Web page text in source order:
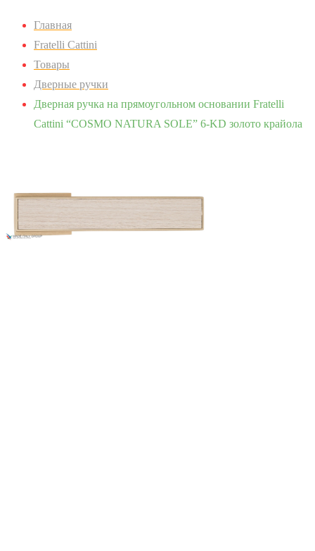
Главная
Fratelli Cattini
Товары
Дверные ручки
Дверная ручка на прямоугольном основании Fratelli
Cattini “COSMO NATURA SOLE” 6-KD золото крайола